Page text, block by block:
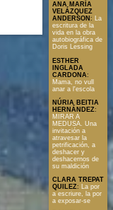
ANA MARÍA
VELÁZQUEZ
ANDERSON : La
escritura de la
vida en la obra
autobiográfica de
Doris Lessing
ESTHER
INGLADA
CARDONA:
Mama, no vull
anar a l'escola
NÚRIA BEITIA
HERNÁNDEZ:
MIRAR A
MEDUSA. Una
invitación a
atravesar la
petrificación, a
deshacer y
deshacernos de
su maldición
CLARA TREPAT
QUILEZ: La por
a escriure, la por
a exposar-se